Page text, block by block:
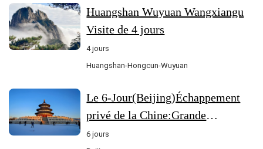
Huangshan Wuyuan Wangxiangu
Visite de 4 jours
4 jours
Huangshan-Hongcun-Wuyuan
Le 6-Jour(Beijing)Échappement
privé de la Chine:Grande
Impériale,Grande Mur & Thrills
6 jours